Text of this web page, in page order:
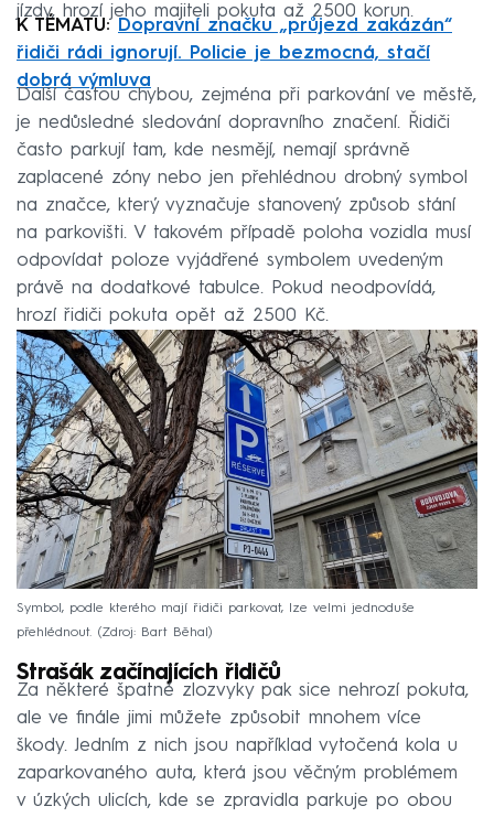
jízdy, hrozí jeho majiteli pokuta až 2500 korun.
K TÉMATU: Dopravní značku „průjezd zakázán“
řidiči rádi ignorují. Policie je bezmocná, stačí
dobrá výmluva
Další častou chybou, zejména při parkování ve městě,
je nedůsledné sledování dopravního značení. Řidiči
často parkují tam, kde nesmějí, nemají správně
zaplacené zóny nebo jen přehlédnou drobný symbol
na značce, který vyznačuje stanovený způsob stání
na parkovišti. V takovém případě poloha vozidla musí
odpovídat poloze vyjádřené symbolem uvedeným
právě na dodatkové tabulce. Pokud neodpovídá,
hrozí řidiči pokuta opět až 2500 Kč.
Symbol, podle kterého mají řidiči parkovat, lze velmi jednoduše
přehlédnout.
Zdroj: Bart Běhal
Strašák začínajících řidičů
Za některé špatné zlozvyky pak sice nehrozí pokuta,
ale ve finále jimi můžete způsobit mnohem více
škody. Jedním z nich jsou například vytočená kola u
zaparkovaného auta, která jsou věčným problémem
v úzkých ulicích, kde se zpravidla parkuje po obou